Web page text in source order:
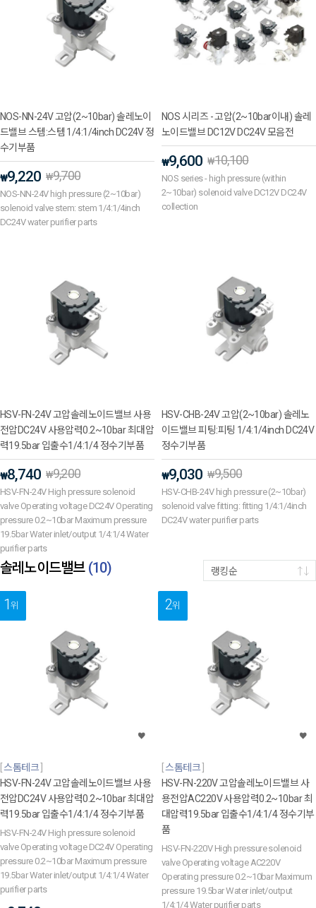
NOS-NN-24V 고압(2~10bar) 솔레노이
드밸브 스템:스템 1/4:1/4inch DC24V 정
수기부품
₩9,220 ₩9,700
NOS-NN-24V high pressure (2~10bar)
solenoid valve stem: stem 1/4:1/4inch
DC24V water purifier parts
NOS 시리즈 - 고압(2~10bar이내) 솔레
노이드밸브 DC12V DC24V 모음전
₩9,600 ₩10,100
NOS series - high pressure (within
2~10bar) solenoid valve DC12V DC24V
collection
HSV-FN-24V 고압솔레노이드밸브 사용
전압DC24V 사용압력0.2~10bar 최대압
력19.5bar 입출수1/4:1/4 정수기부품
₩8,740 ₩9,200
HSV-FN-24V High pressure solenoid
valve Operating voltage DC24V Operating
pressure 0.2~10bar Maximum pressure
19.5bar Water inlet/output 1/4:1/4 Water
purifier parts
HSV-CHB-24V 고압(2~10bar) 솔레노
이드밸브 피팅:피팅 1/4:1/4inch DC24V
정수기부품
₩9,030 ₩9,500
HSV-CHB-24V high pressure (2~10bar)
solenoid valve fitting: fitting 1/4:1/4inch
DC24V water purifier parts
솔레노이드밸브 (10) 랭킹순
1위
스톰테크
HSV-FN-24V 고압솔레노이드밸브 사용
전압DC24V 사용압력0.2~10bar 최대압
력19.5bar 입출수1/4:1/4 정수기부품
HSV-FN-24V High pressure solenoid
valve Operating voltage DC24V Operating
pressure 0.2~10bar Maximum pressure
19.5bar Water inlet/output 1/4:1/4 Water
purifier parts
2위
스톰테크
HSV-FN-220V 고압솔레노이드밸브 사
용전압AC220V 사용압력0.2~10bar 최
대압력19.5bar 입출수1/4:1/4 정수기부
품
HSV-FN-220V High pressure solenoid
valve Operating voltage AC220V
Operating pressure 0.2~10bar Maximum
pressure 19.5bar Water inlet/output
1/4:1/4 Water purifier parts